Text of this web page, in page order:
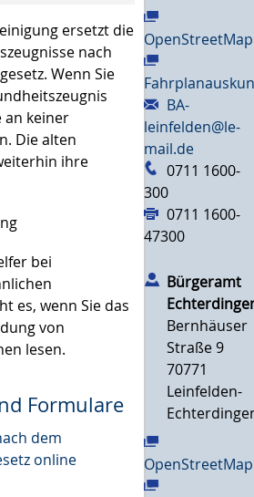
ersetzt die
nach
Wenn Sie
an keiner
Die alten
ihre
bei
es, wenn Sie das
von
lesen.
Formulare
dem
online
OpenStreetMap
BA-
leinfelden@le-
mail.de
0711 1600-
300
0711 1600-
47300
Bürgeramt
Bernhäuser
Straße 9
70771
Leinfelden-
OpenStreetMap